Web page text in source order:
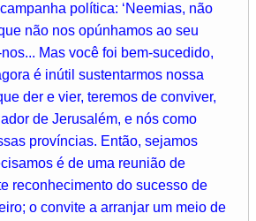
política: ‘Neemias, não
não nos opúnhamos ao seu
Mas você foi bem-sucedido,
é inútil sustentarmos nossa
der e vier, teremos de conviver,
de Jerusalém, e nós como
províncias. Então, sejamos
é de uma reunião de
reconhecimento do sucesso de
o convite a arranjar um meio de